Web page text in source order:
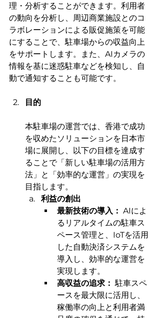
理・分析することができます。利用者
の動向を分析し、周辺商業施設とのコ
ラボレーションによる販促施策を可能
にすることで、駐車場からの収益向上
をサポートします。また、AIカメラの
情報を基に迷惑駐車などを検知し、自
動で通知することも可能です。
目的
本駐車場の運営では、香港で成功
を収めたソリューションを日本市
場に展開し、以下の目標を達成す
ることで「新しい駐車場の活用方
法」と「効率的な運営」の実現を
目指します。
利益の創出
最新技術の導入： AIによ
るリアルタイムの駐車ス
ペース管理と、IoTを活用
した自動決済システムを
導入し、効率的な運営を
実現します。
高収益の追求： 駐車スペ
ースを最大限に活用し、
稼働率の向上と利用者満